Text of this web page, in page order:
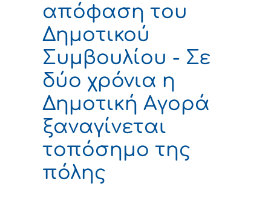
απόφαση του
Δημοτικού
Συμβουλίου - Σε
δύο χρόνια η
Δημοτική Αγορά
ξαναγίνεται
τοπόσημο της
πόλης